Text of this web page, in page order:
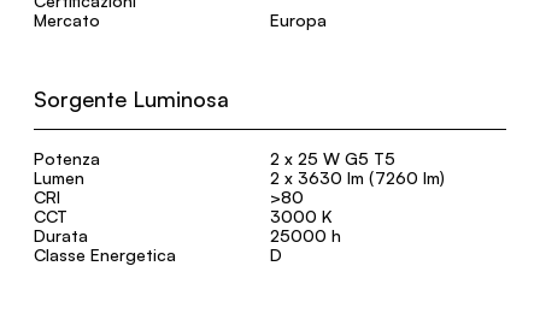
Mercato
Europa
Sorgente Luminosa
Potenza
2 x 25 W G5 T5
Lumen
2 x 3630 lm (7260 lm)
CRI
>80
CCT
3000 K
Durata
25000 h
Classe Energetica
D